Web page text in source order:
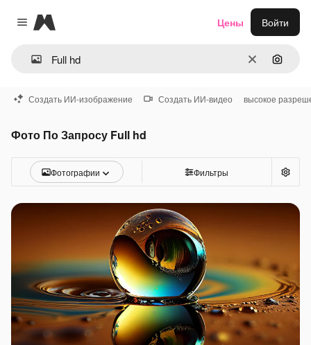
Close menu
Magnific
ОчиститьПоиск
Цены Войти
Создать ИИ-изображение Создать ИИ-видео высокое
Фото По Запросу Full hd
Фотографии Фильтры